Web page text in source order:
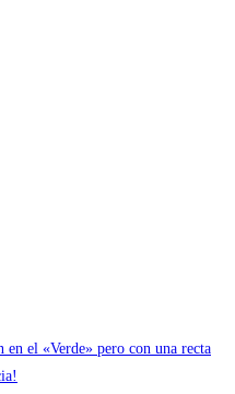
en el «Verde» pero con una recta